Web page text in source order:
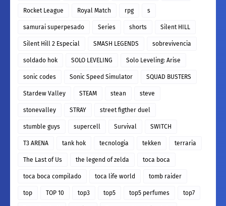
Rocket League Royal Match rpg s
samurai superpesado Series shorts Silent HILL
Silent Hill 2 Especial SMASH LEGENDS sobrevivencia
soldado hok SOLO LEVELING Solo Leveling: Arise
sonic codes Sonic Speed Simulator SQUAD BUSTERS
Stardew Valley STEAM stean steve
stonevalley STRAY street figther duel
stumble guys supercell Survival SWITCH
T3 ARENA tank hok tecnologia tekken terraria
The Last of Us the legend of zelda toca boca
toca boca compilado toca life world tomb raider
top TOP 10 top3 top5 top5 perfumes top7